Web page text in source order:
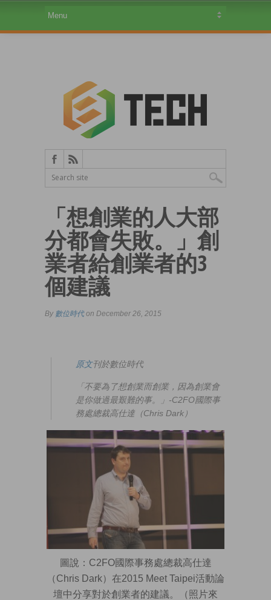
「想創業的人大部
分都會失敗。」創
業者給創業者的3
個建議
By 數位時代on December 26, 2015
原文刊於數位時代
「不要為了想創業而創業，因為創業會
是你做過最艱難的事。」-C2FO國際事
務處總裁高仕達（Chris Dark）
圖說：C2FO國際事務處總裁高仕達
（Chris Dark）在2015 Meet Taipei活動論
壇中分享對於創業者的建議。（照片來